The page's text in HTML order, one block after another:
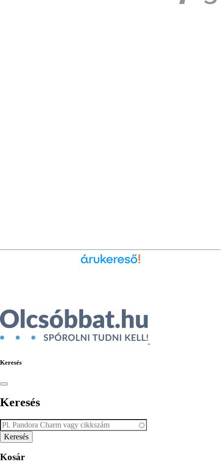
Keresés
Keresés
Kosár